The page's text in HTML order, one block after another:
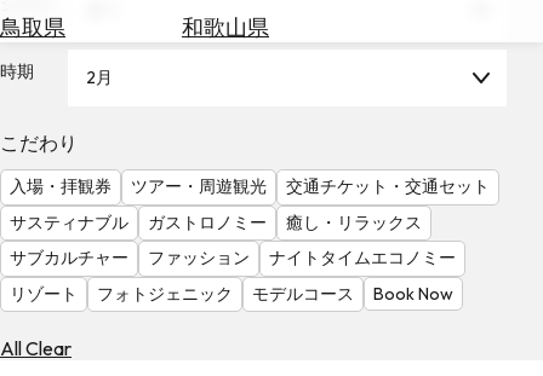
鳥取県
和歌山県
を
調
べ
る
天
気
を
見
る
時期 2月
こだわり
入場・拝観券 ツアー・周遊観光
交通チケット・交通セット
サスティナブル
ガストロノミー
癒し・リラックス
サブカルチャー
ファッション
ナイトタイムエコノミー
リゾート
フォトジェニック モデルコース Book Now
All Clear